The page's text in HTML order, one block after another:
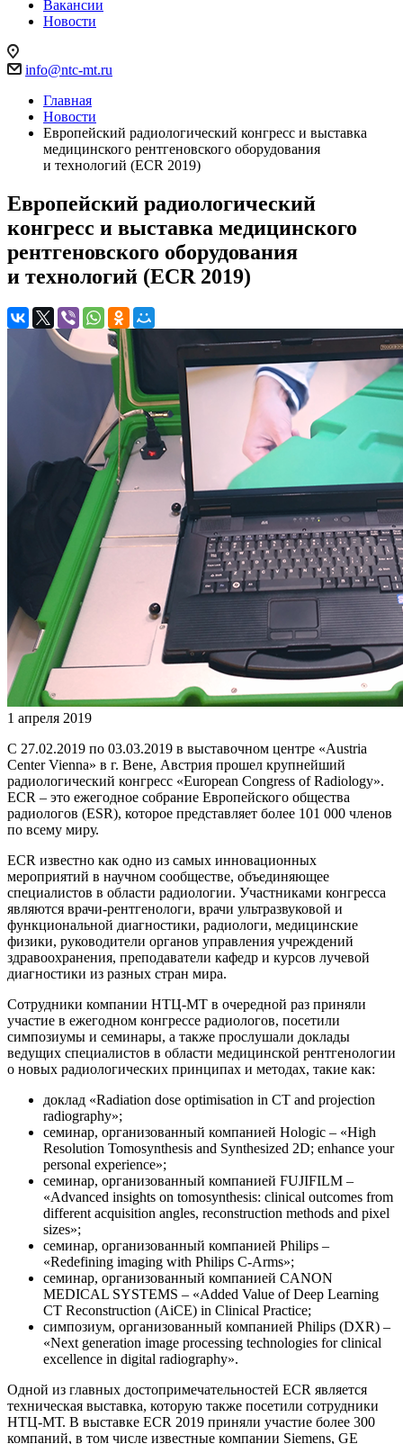
Вакансии
Новости
info@ntc-mt.ru
Главная
Новости
Европейский радиологический конгресс и выставка
медицинского рентгеновского оборудования
и технологий (ECR 2019)
Европейский радиологический
конгресс и выставка медицинского
рентгеновского оборудования
и технологий (ECR 2019)
1 апреля 2019
С 27.02.2019 по 03.03.2019 в выставочном центре «Austria
Center Vienna» в г. Вене, Австрия прошел крупнейший
радиологический конгресс «European Congress of Radiology».
ECR – это ежегодное собрание Европейского общества
радиологов (ESR), которое представляет более 101 000 членов
по всему миру.
ECR известно как одно из самых инновационных
мероприятий в научном сообществе, объединяющее
специалистов в области радиологии. Участниками конгресса
являются врачи-рентгенологи, врачи ультразвуковой и
функциональной диагностики, радиологи, медицинские
физики, руководители органов управления учреждений
здравоохранения, преподаватели кафедр и курсов лучевой
диагностики из разных стран мира.
Сотрудники компании НТЦ-МТ в очередной раз приняли
участие в ежегодном конгрессе радиологов, посетили
симпозиумы и семинары, а также прослушали доклады
ведущих специалистов в области медицинской рентгенологии
о новых радиологических принципах и методах, такие как:
доклад «Radiation dose optimisation in CT and projection
radiography»;
семинар, организованный компанией Hologic – «High
Resolution Tomosynthesis and Synthesized 2D; enhance your
personal experience»;
семинар, организованный компанией FUJIFILM –
«Advanced insights on tomosynthesis: clinical outcomes from
different acquisition angles, reconstruction methods and pixel
sizes»;
семинар, организованный компанией Philips –
«Redefining imaging with Philips C-Arms»;
семинар, организованный компанией CANON
MEDICAL SYSTEMS – «Added Value of Deep Learning
CT Reconstruction (AiCE) in Clinical Practice;
симпозиум, организованный компанией Philips (DXR) –
«Next generation image processing technologies for clinical
excellence in digital radiography».
Одной из главных достопримечательностей ECR является
техническая выставка, которую также посетили сотрудники
НТЦ-МТ. В выставке ECR 2019 приняли участие более 300
компаний, в том числе известные компании Siemens, GE